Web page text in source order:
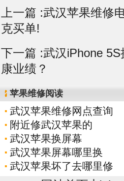
上一篇 :武汉苹果维修
克买单!
下一篇 :武汉iPhone
康业绩？
苹果维修阅读
武汉苹果维修网点查询
附近修武汉苹果的
武汉苹果换屏幕
武汉苹果屏幕哪里换
武汉苹果坏了去哪里修